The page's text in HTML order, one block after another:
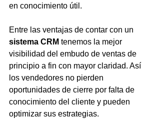
en conocimiento útil.
Entre las ventajas de contar con un
sistema CRM tenemos la mejor
visibilidad del embudo de ventas de
principio a fin con mayor claridad. Así
los vendedores no pierden
oportunidades de cierre por falta de
conocimiento del cliente y pueden
optimizar sus estrategias.